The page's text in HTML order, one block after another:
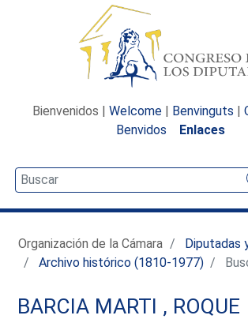
Bienvenidos | Welcome | Benvinguts |
Benvidos
Enlaces
Organización de la Cámara
Diputadas
Archivo histórico (1810-1977)
BARCIA MARTI , ROQUE